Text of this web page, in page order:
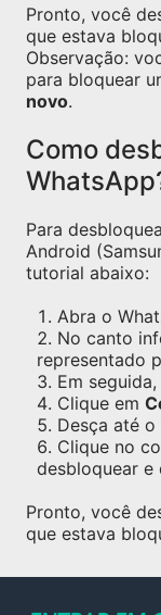
Pronto, você
que estava
Observação:
para bloquear
novo.
Como
Para
Android
tutorial abaixo:
Abra o
No canto
representado
Em
Clique em
Desça até
Clique no
desbloquear e
Pronto, você
que estava